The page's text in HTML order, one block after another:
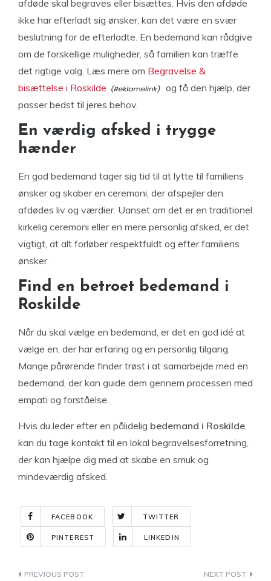
afdøde skal begraves eller bisættes. Hvis den afdøde
ikke har efterladt sig ønsker, kan det være en svær
beslutning for de efterladte. En bedemand kan rådgive
om de forskellige muligheder, så familien kan træffe
det rigtige valg. Læs mere om Begravelse &
bisættelse i Roskilde
og få den hjælp, der
passer bedst til jeres behov.
En værdig afsked i trygge
hænder
En god bedemand tager sig tid til at lytte til familiens
ønsker og skaber en ceremoni, der afspejler den
afdødes liv og værdier. Uanset om det er en traditionel
kirkelig ceremoni eller en mere personlig afsked, er det
vigtigt, at alt forløber respektfuldt og efter familiens
ønsker.
Find en betroet bedemand i
Roskilde
Når du skal vælge en bedemand, er det en god idé at
vælge en, der har erfaring og en personlig tilgang.
Mange pårørende finder trøst i at samarbejde med en
bedemand, der kan guide dem gennem processen med
empati og forståelse.
Hvis du leder efter en pålidelig bedemand i Roskilde,
kan du tage kontakt til en lokal begravelsesforretning,
der kan hjælpe dig med at skabe en smuk og
mindeværdig afsked.
FACEBOOK TWITTER
PINTEREST LINKEDIN
Indlægsnavigation